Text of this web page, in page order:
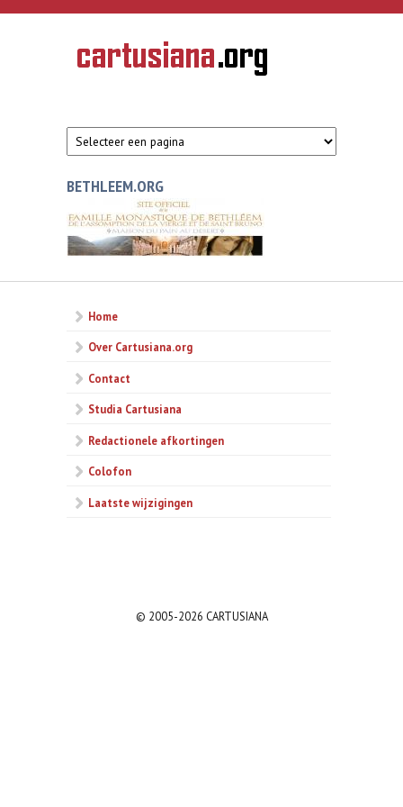
Overslaan en naar de inhoud gaan
CARTUSIANA
Geschiedenis
van de
BETHLEEM.ORG
Home
Over Cartusiana.org
Contact
Studia Cartusiana
Redactionele afkortingen
Colofon
Laatste wijzigingen
© 2005-2026 CARTUSIANA